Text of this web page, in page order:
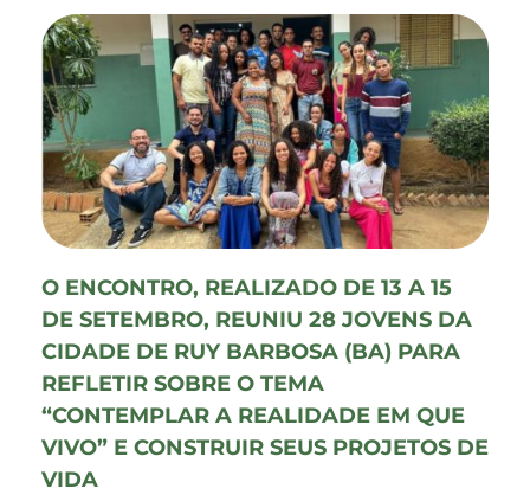
O ENCONTRO, REALIZADO DE 13 A 15
DE SETEMBRO, REUNIU 28 JOVENS DA
CIDADE DE RUY BARBOSA (BA) PARA
REFLETIR SOBRE O TEMA
“CONTEMPLAR A REALIDADE EM QUE
VIVO” E CONSTRUIR SEUS PROJETOS DE
VIDA